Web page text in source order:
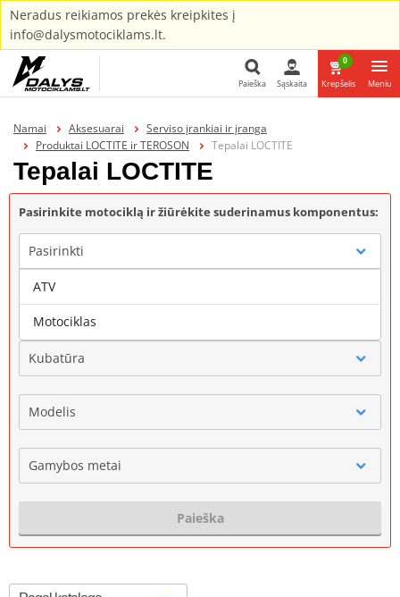
Neradus reikiamos prekės kreipkites į
info@dalysmotociklams.lt.
Paieška Sąskaita
0
Krepšelis Meniu
Namai Aksesuarai
Serviso įrankiai ir įranga
Produktai LOCTITE ir TEROSON
Tepalai LOCTITE
Tepalai LOCTITE
Pasirinkite motociklą ir žiūrėkite suderinamus komponentus:
Pasirinkti
Gamintojas
Kubatūra
Modelis
Gamybos metai
Paieška
ATV
Motociklas